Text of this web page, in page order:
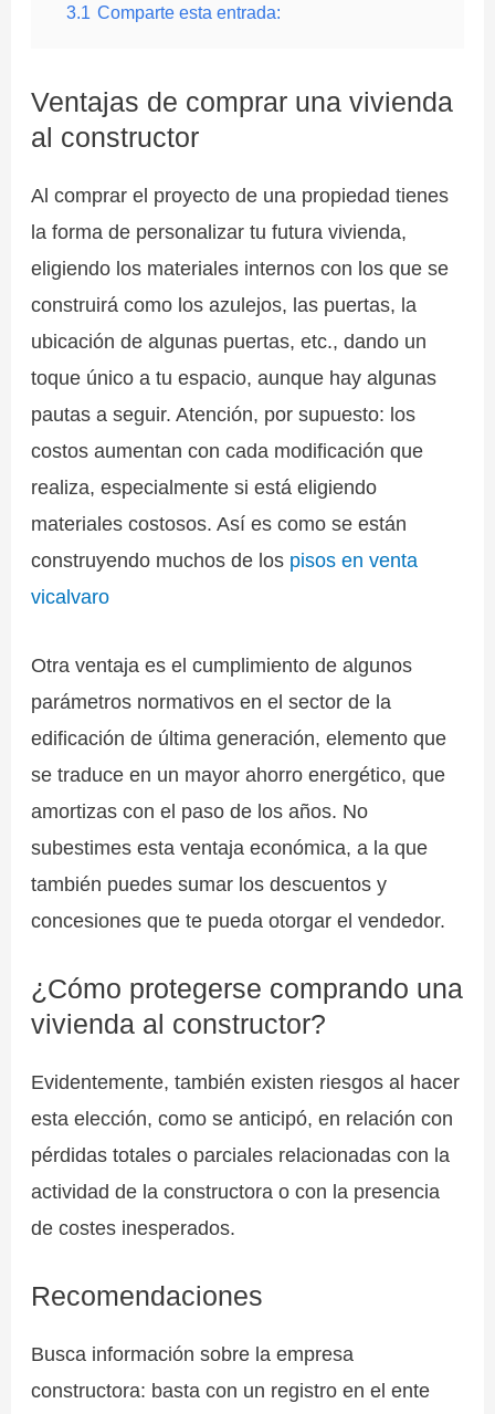
3.1 Comparte esta entrada:
Ventajas de comprar una vivienda
al constructor
Al comprar el proyecto de una propiedad tienes
la forma de personalizar tu futura vivienda,
eligiendo los materiales internos con los que se
construirá como los azulejos, las puertas, la
ubicación de algunas puertas, etc., dando un
toque único a tu espacio, aunque hay algunas
pautas a seguir. Atención, por supuesto: los
costos aumentan con cada modificación que
realiza, especialmente si está eligiendo
materiales costosos. Así es como se están
construyendo muchos de los pisos en venta
vicalvaro
Otra ventaja es el cumplimiento de algunos
parámetros normativos en el sector de la
edificación de última generación, elemento que
se traduce en un mayor ahorro energético, que
amortizas con el paso de los años. No
subestimes esta ventaja económica, a la que
también puedes sumar los descuentos y
concesiones que te pueda otorgar el vendedor.
¿Cómo protegerse comprando una
vivienda al constructor?
Evidentemente, también existen riesgos al hacer
esta elección, como se anticipó, en relación con
pérdidas totales o parciales relacionadas con la
actividad de la constructora o con la presencia
de costes inesperados.
Recomendaciones
Busca información sobre la empresa
constructora: basta con un registro en el ente